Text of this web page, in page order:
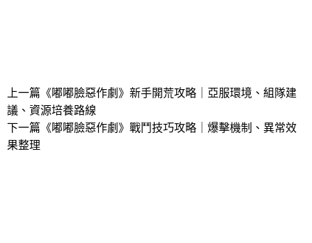
上一篇 《嘟嘟臉惡作劇》新手開荒攻略｜亞服環境、組隊建
議、資源培養路線
下一篇 《嘟嘟臉惡作劇》戰鬥技巧攻略｜爆擊機制、異常效
果整理